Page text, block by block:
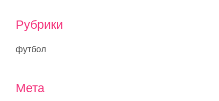
Рубрики
футбол
Мета